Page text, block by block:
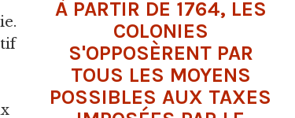
À PARTIR DE 1764, LES
COLONIES
S'OPPOSÈRENT PAR
TOUS LES MOYENS
POSSIBLES AUX TAXES